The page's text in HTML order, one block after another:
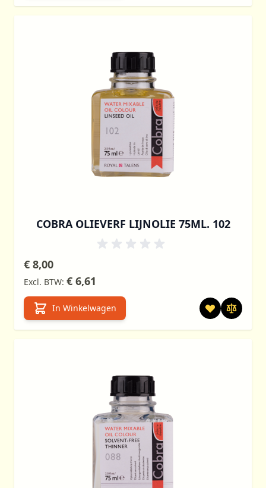
COBRA OLIEVERF LIJNOLIE 75ML. 102
€ 8,00
€ 6,61
In Winkelwagen